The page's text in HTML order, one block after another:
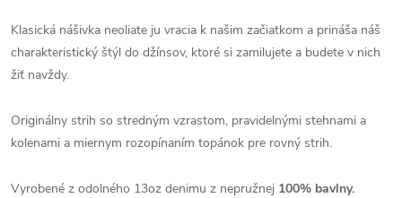
Klasická nášivka neoliate ju vracia k našim začiatkom a prináša náš
charakteristický štýl do džínsov, ktoré si zamilujete a budete v nich
žiť navždy.
Originálny strih so stredným vzrastom, pravidelnými stehnami a
kolenami a miernym rozopínaním topánok pre rovný strih.
Vyrobené z odolného 13oz denimu z nepružnej 100% bavlny.